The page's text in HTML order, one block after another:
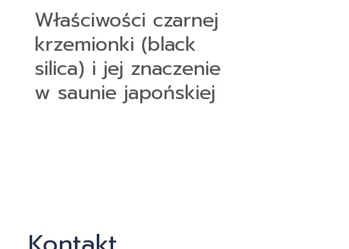
Właściwości czarnej
krzemionki (black
silica) i jej znaczenie
w saunie japońskiej